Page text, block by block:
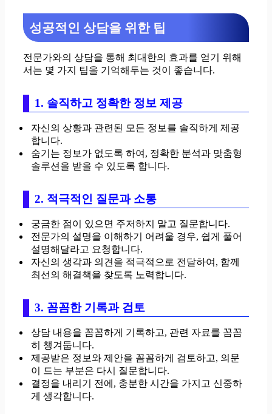
성공적인 상담을 위한 팁
전문가와의 상담을 통해 최대한의 효과를 얻기 위해
서는 몇 가지 팁을 기억해두는 것이 좋습니다.
1. 솔직하고 정확한 정보 제공
자신의 상황과 관련된 모든 정보를 솔직하게 제공
합니다.
숨기는 정보가 없도록 하여, 정확한 분석과 맞춤형
솔루션을 받을 수 있도록 합니다.
2. 적극적인 질문과 소통
궁금한 점이 있으면 주저하지 말고 질문합니다.
전문가의 설명을 이해하기 어려울 경우, 쉽게 풀어
설명해달라고 요청합니다.
자신의 생각과 의견을 적극적으로 전달하여, 함께
최선의 해결책을 찾도록 노력합니다.
3. 꼼꼼한 기록과 검토
상담 내용을 꼼꼼하게 기록하고, 관련 자료를 꼼꼼
히 챙겨둡니다.
제공받은 정보와 제안을 꼼꼼하게 검토하고, 의문
이 드는 부분은 다시 질문합니다.
결정을 내리기 전에, 충분한 시간을 가지고 신중하
게 생각합니다.